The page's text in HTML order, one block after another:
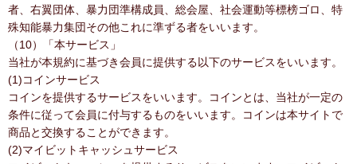
者、右翼団体、暴力団準構成員、総会屋、社会運動等標榜ゴロ、特
殊知能暴力集団その他これに準ずる者をいいます。
（10）「本サービス」
当社が本規約に基づき会員に提供する以下のサービスをいいます。
(1)コインサービス
コインを提供するサービスをいいます。コインとは、当社が一定の
条件に従って会員に付与するものをいいます。コインは本サイトで
商品と交換することができます。
(2)マイビットキャッシュサービス